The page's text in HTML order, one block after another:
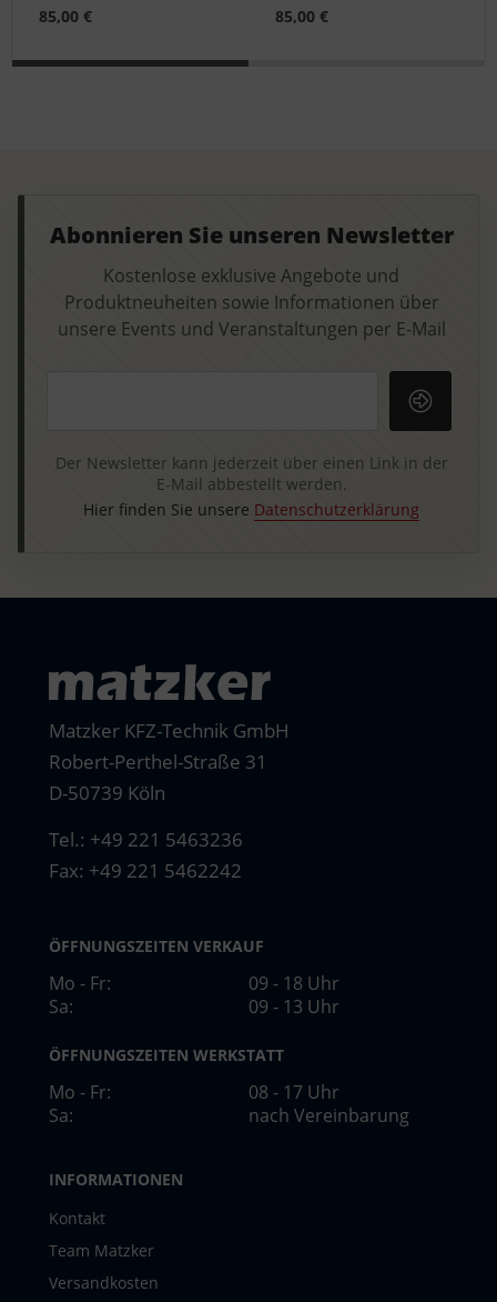
85,00 €
85,00 €
Abonnieren Sie unseren Newsletter
Kostenlose exklusive Angebote und
Produktneuheiten sowie Informationen über
unsere Events und Veranstaltungen per E-Mail
Der Newsletter kann jederzeit über einen Link in der
E-Mail abbestellt werden.
Hier finden Sie unsere Datenschutzerklärung
Matzker KFZ-Technik GmbH
Robert-Perthel-Straße 31
D-50739 Köln
Tel.: +49 221 5463236
Fax: +49 221 5462242
ÖFFNUNGSZEITEN VERKAUF
Mo - Fr:
09 - 18 Uhr
Sa:
09 - 13 Uhr
ÖFFNUNGSZEITEN WERKSTATT
Mo - Fr:
08 - 17 Uhr
Sa:
nach Vereinbarung
INFORMATIONEN
Kontakt
Team Matzker
Versandkosten